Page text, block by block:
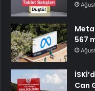
567
Can